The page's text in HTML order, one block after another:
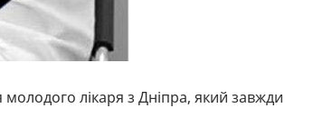
молодого лікаря з Дніпра, який завжди